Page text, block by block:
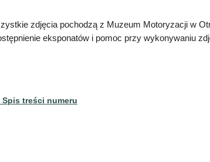
zdjęcia pochodzą z Muzeum Motoryzacji w
eksponatów i pomoc przy wykonywaniu
Spis treści numeru